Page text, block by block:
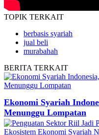
TOPIK TERKAIT
berbasis syariah
jual beli
murabahah
BERITA TERKAIT
Ekonomi Syariah
Menunggu Lompatan